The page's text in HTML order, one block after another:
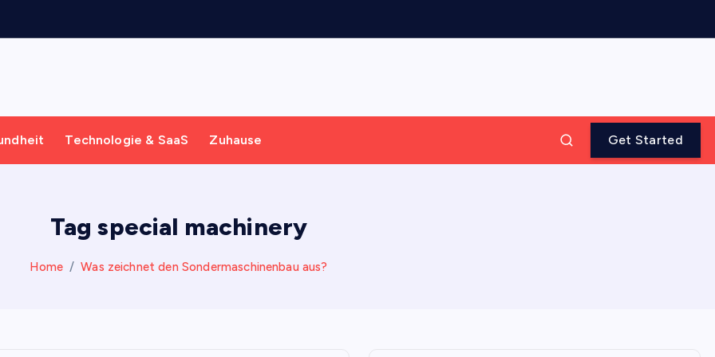
Technologie & SaaS Zuhause Get Started
Tag special machinery
Home Was zeichnet den Sondermaschinenbau aus?